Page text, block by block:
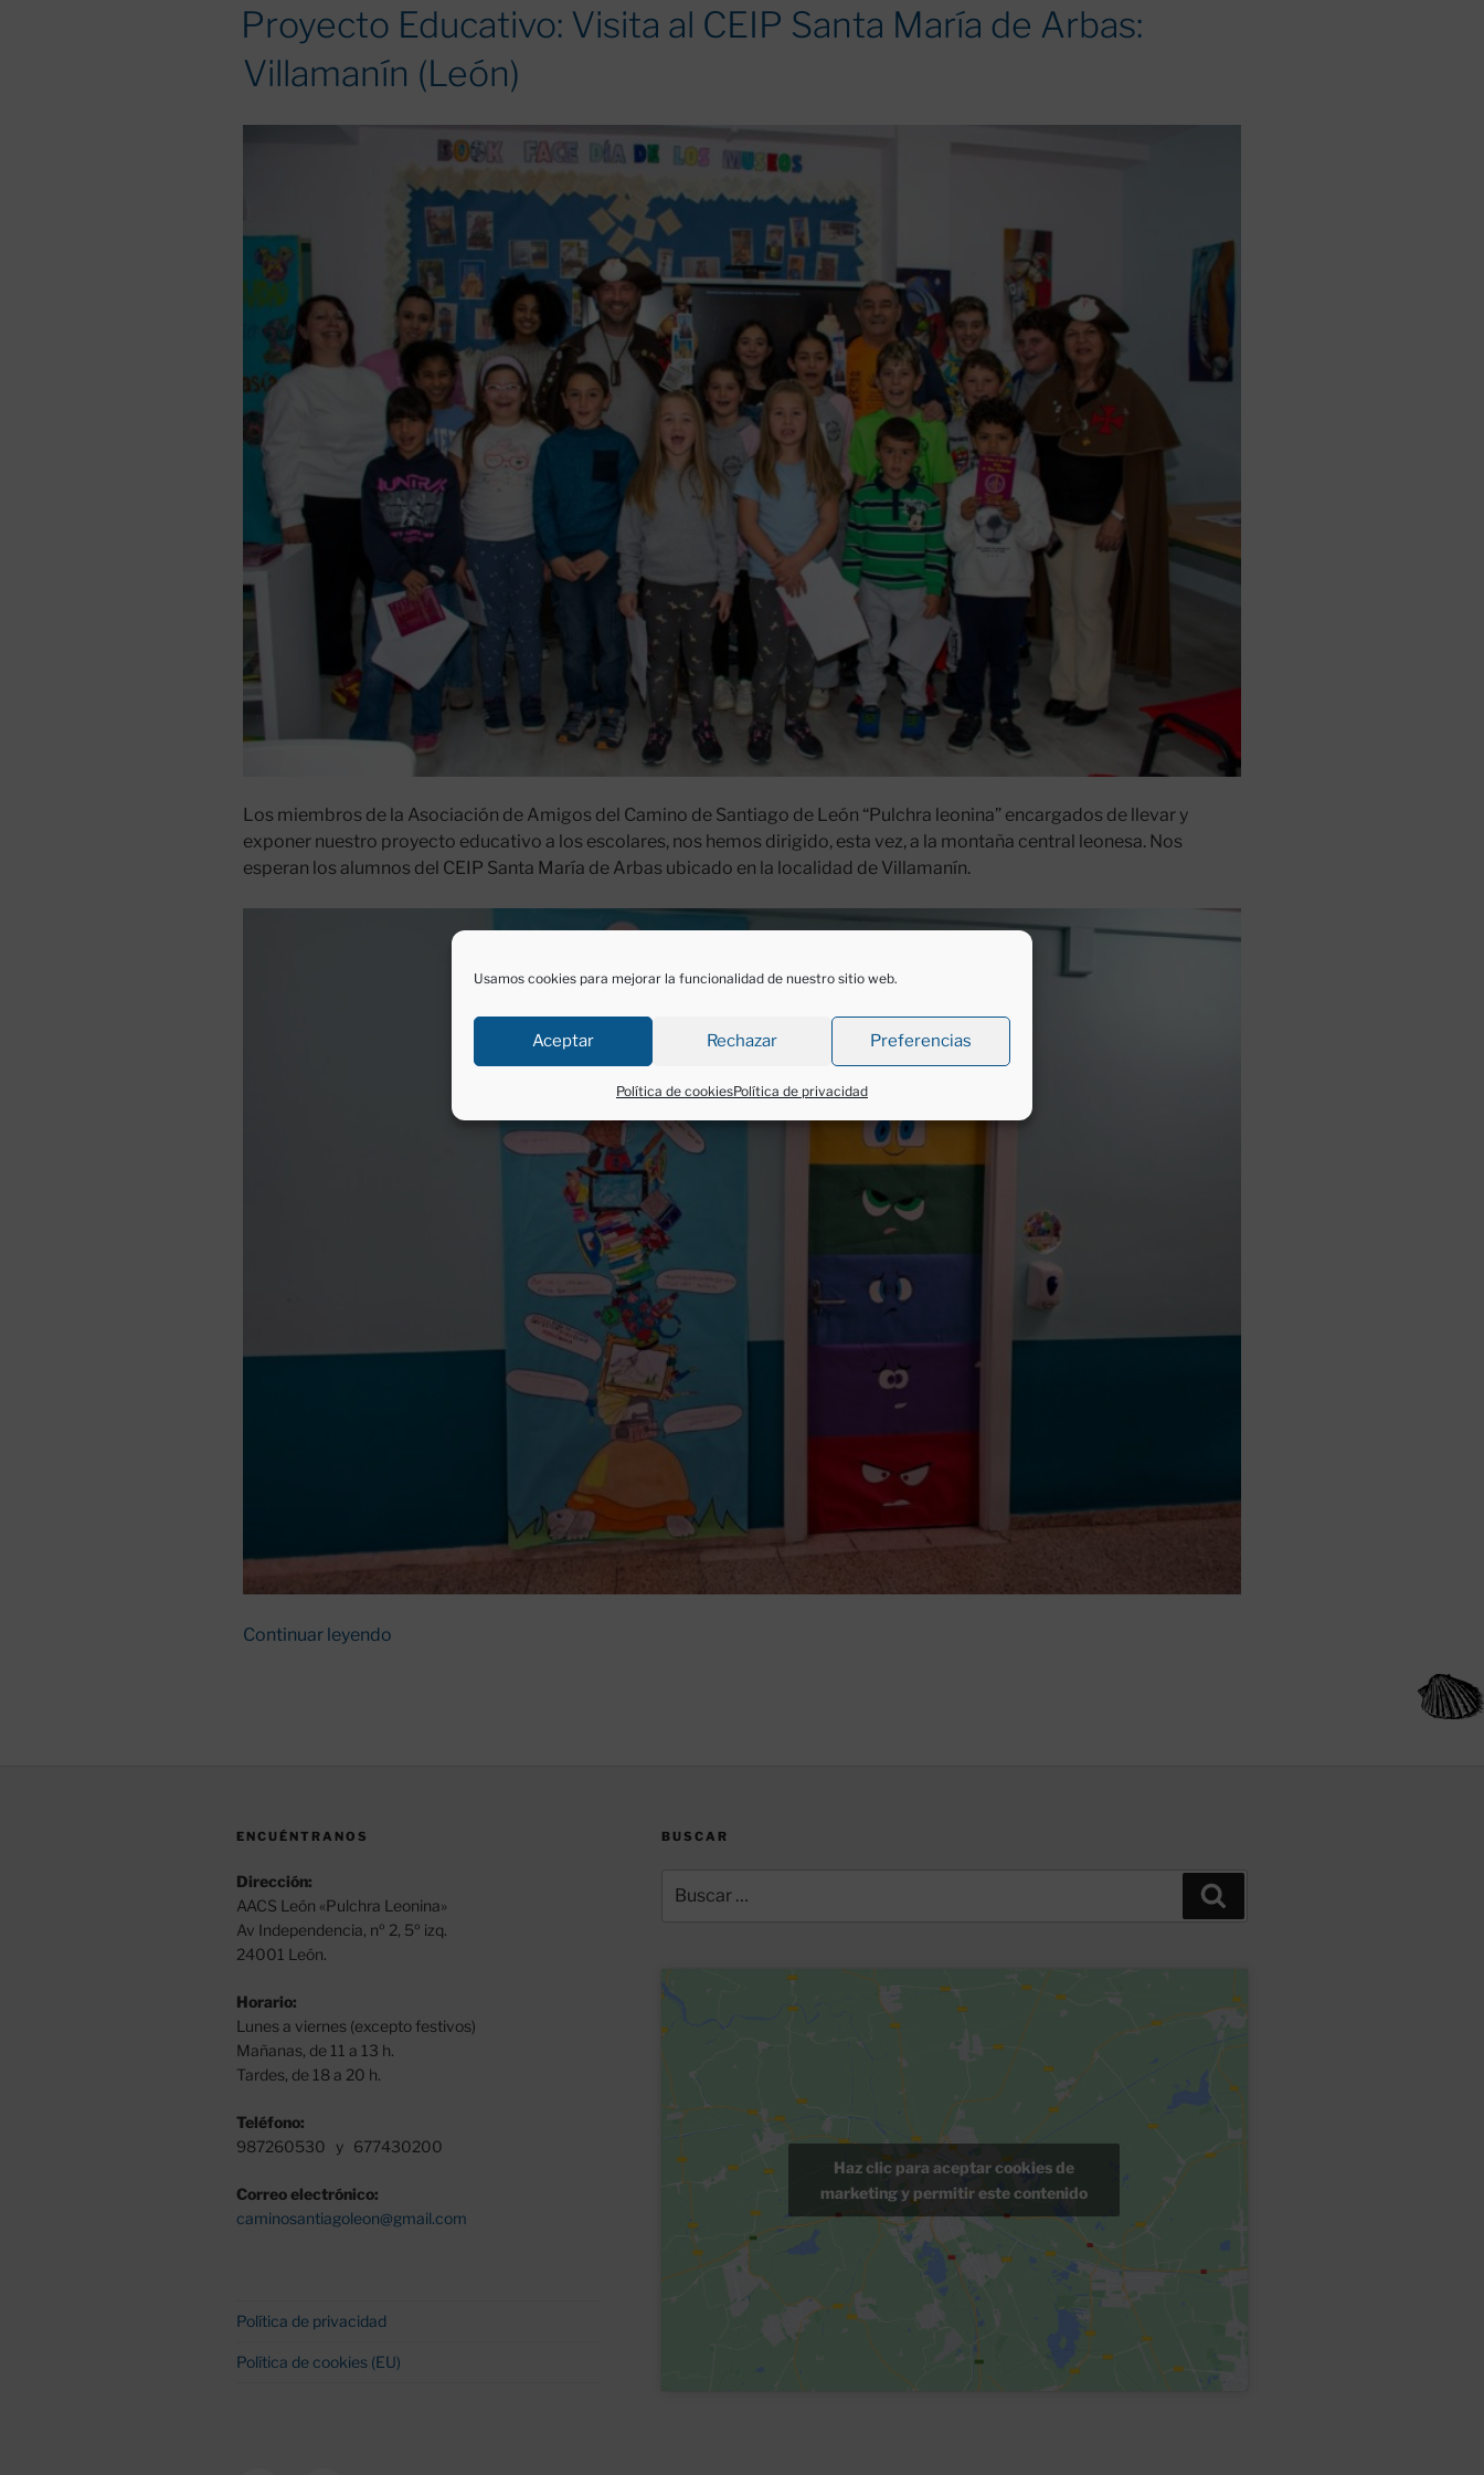
Usamos cookies para mejorar la funcionalidad de nuestro sitio web.
Aceptar Rechazar Preferencias
Política de cookiesPolítica de privacidad
Proyecto Educativo: Visita al CEIP Santa María de Arbas:
Villamanín (León)
Los miembros de la Asociación de Amigos del Camino de Santiago de León “Pulchra leonina” encargados de llevar y
exponer nuestro proyecto educativo a los escolares, nos hemos dirigido, esta vez, a la montaña central leonesa. Nos
esperan los alumnos del CEIP Santa María de Arbas ubicado en la localidad de Villamanín.
Continuar leyendo
(León)»
ENCUÉNTRANOS
Dirección:
AACS León «Pulchra Leonina»
Av Independencia, nº 2, 5º izq.
24001 León.
Horario:
Lunes a viernes (excepto festivos)
Mañanas, de 11 a 13 h.
Tardes, de 18 a 20 h.
Teléfono:
987260530 y 677430200
Correo electrónico:
caminosantiagoleon@gmail.com
Política de privacidad
Política de cookies (EU)
BUSCAR
por:
Haz clic para aceptar cookies de
marketing y permitir este contenido